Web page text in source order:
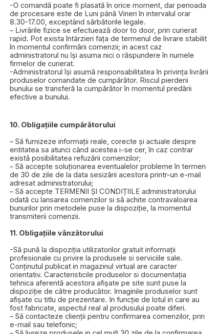
-O comandă poate fi plasată în orice moment, dar perioada
de procesare este de Luni până Vineri în intervalul orar
8.30-17.00, exceptând sărbătorile legale.
– Livrările fizice se efectuează door to door, prin curierat
rapid. Pot exista întârzieri fața de termenul de livrare stabilit
în momentul confirmării comenzii; in acest caz
administratorul nu își asuma nici o răspundere în numele
firmelor de curierat.
-Administratorul își asumă responsabilitatea în privința livrării
produselor comandate de cumpărător. Riscul pierderii
bunului se transferă la cumpărător în momentul predării
efective a bunului.
10. Obligațiile cumpărătorului
– Să furnizeze informații reale, corecte și actuale despre
entitatea sa atunci când acestea i-se cer, în caz contrar
există posibilitatea refuzării comenzilor;
– Să accepte soluționarea eventualelor probleme în termen
de 30 de zile de la data sesizării acestora printr-un e-mail
adresat administratorului;
– Să accepte TERMENII ȘI CONDIȚIILE administratorului
odată cu lansarea comenzilor si să achite contravaloarea
bunurilor prin metodele puse la dispoziție, la momentul
transmiterii comenzii.
11. Obligațiile vânzătorului
-Să pună la dispoziția utilizatorilor gratuit informații
profesionale cu privire la produsele si serviciile sale.
Conținutul publicat in magazinul virtual are caracter
orientativ. Caracteristicile produselor si documentația
tehnica aferentă acestora afișate pe site sunt puse la
dispoziție de către producător. Imaginile produselor sunt
afișate cu titlu de prezentare. In funcție de lotul in care au
fost fabricate, aspectul real al produsului poate diferi.
– Să contacteze clienții pentru confirmarea comenzilor, prin
e-mail sau telefonic;